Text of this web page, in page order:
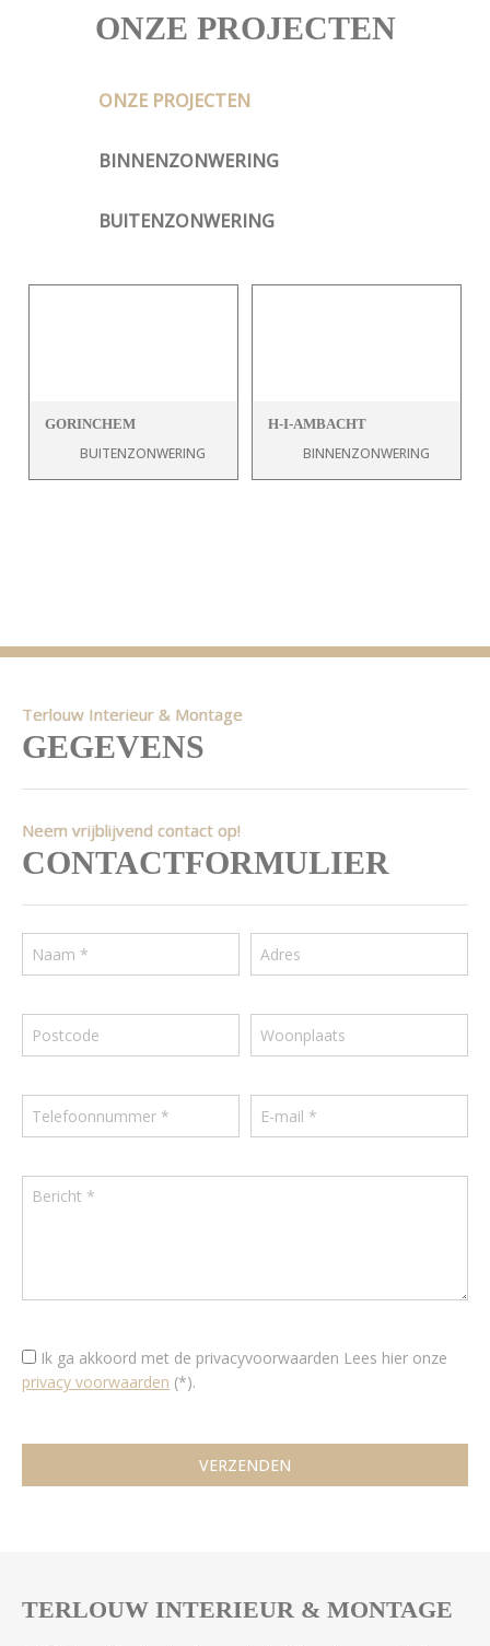
ONZE PROJECTEN
ONZE PROJECTEN
BINNENZONWERING
BUITENZONWERING
GORINCHEM
BUITENZONWERING
H-I-AMBACHT
BINNENZONWERING
Terlouw Interieur & Montage
GEGEVENS
Neem vrijblijvend contact op!
CONTACTFORMULIER
Ik ga akkoord met de privacyvoorwaarden Lees hier onze
privacy voorwaarden (*).
TERLOUW INTERIEUR & MONTAGE